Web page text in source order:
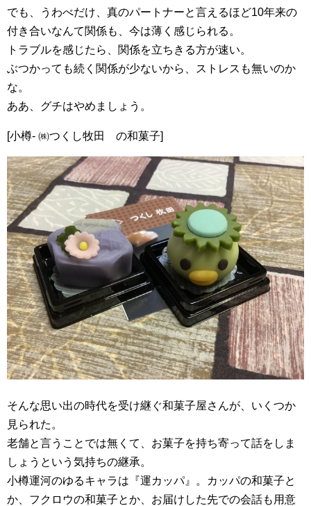
でも、うわべだけ、真のパートナーと言えるほど10年来の
付き合いなんて関係も、今は薄く感じられる。
トラブルを感じたら、関係を立ちきる方が速い。
ぶつかっても続く関係が少ないから、ストレスも無いのか
な。
ああ、グチはやめましょう。
[小樽- ㈱つくし牧田 の和菓子]
そんな思い出の時代を受け継ぐ和菓子屋さんが、いくつか
見られた。
老舗と言うことでは無くて、お菓子を持ち寄って話をしま
しょうという気持ちの継承。
小樽運河のゆるキャラは『運カッパ』。カッパの和菓子と
か、フクロウの和菓子とか、お届けした先での会話も用意